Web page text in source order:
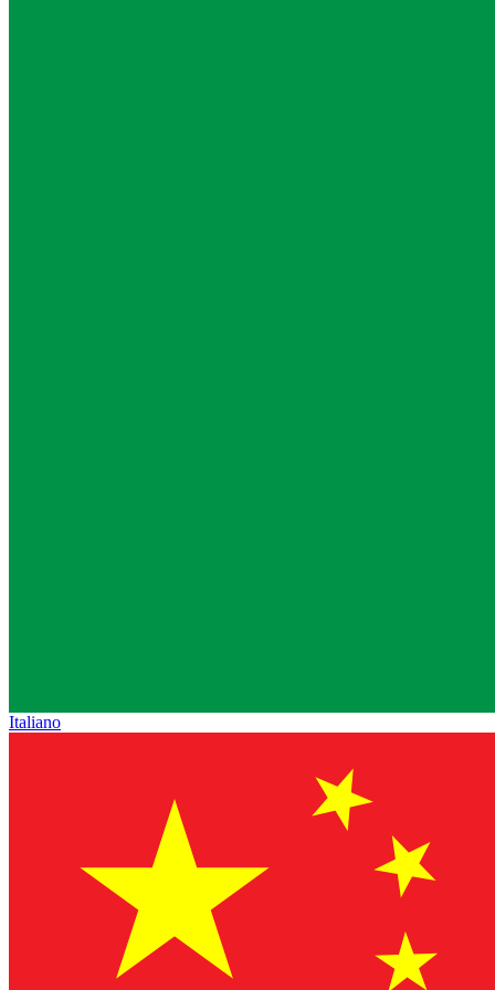
Italiano